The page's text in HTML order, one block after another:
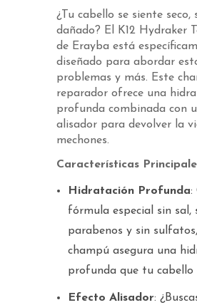
¿Tu cabello se siente seco,
dañado? El K12 Hydraker
de Erayba está
diseñado para abordar
problemas y más. Este
reparador ofrece una
profunda combinada con
alisador para devolver la
mechones.
Características
Hidratación Profunda:
fórmula especial sin sal,
parabenos y sin
champú asegura una
profunda que tu cabello
Efecto Alisador: